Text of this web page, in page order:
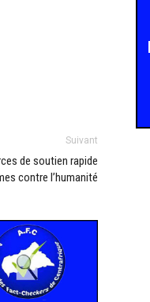
Suivant
de soutien rapide
contre l’humanité